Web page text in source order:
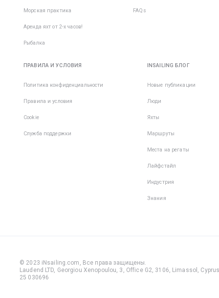
Морская практика
Аренда яхт от 2-х часов!
Рыбалка
FAQs
ПРАВИЛА И УСЛОВИЯ
Политика конфиденциальности
Правила и условия
Cookie
Служба поддержки
INSAILING БЛОГ
Новые публикации
Люди
Яхты
Маршруты
Места на регаты
Лайфстайл
Индустрия
Знания
© 2023 iNsailing.com, Все права защищены.
Laudend LTD, Georgiou Xenopoulou, 3, Office G2, 3106, Limassol,
25 030696